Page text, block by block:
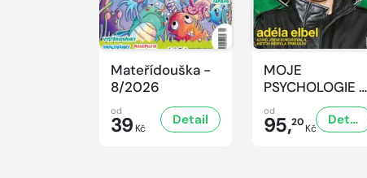
Mateřídouška -
8/2026
od
39 Kč
Detail
MOJE
PSYCHOLOGIE -
8/2026
od
95,20Kč
Detail